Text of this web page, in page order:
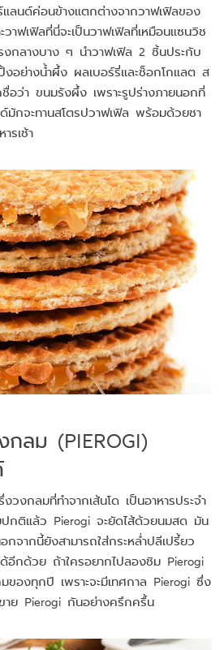
แลนด์ค่อนข้างแตกต่างจากวาฟเฟิลของ
าฟเฟิลที่นี่จะเป็นวาฟเฟิลที่เหมือนแซนวิช
รงกลางบาง ๆ นำวาฟเฟิล 2 ชิ้นประกับ
อย่างน้ำผึ้ง ผลเบอร์รี่และช็อกโกแลต ส
อว่า ขนมรังผึ้ง เพราะรูปร่างภายนอกที่
มักจะทานสโตรปวาฟเฟิล พร้อมด้วยชา
รเช้า
กลม (PIEROGI)
วงกลมที่ทำจากเส้นโด เป็นอาหารประจำ
ปกติแล้ว Pierogi จะยัดไส้ด้วยนมสด มัน
จากนี้ยังสามารถใส่กระหล่ำปลีเปรี้ยว
ด้อีกด้วย ถ้าใครอยากไปลองชิม Pierogi
มของทุกปี เพราะจะมีเทศกาล Pierogi ซึ่ง
าย Pierogi กันอย่างครึกครื้น